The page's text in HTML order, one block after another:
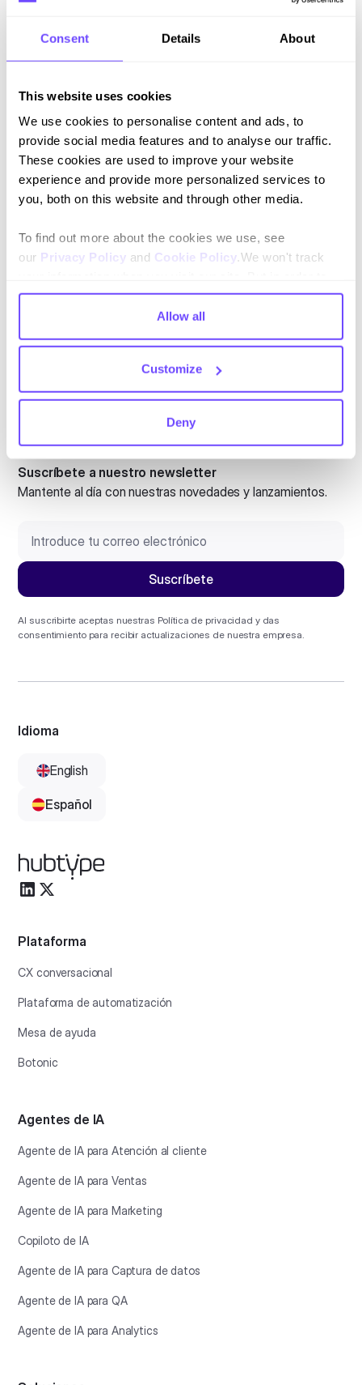
Consent Details About
This website uses cookies
We use cookies to personalise content and ads, to
provide social media features and to analyse our traffic.
These cookies are used to improve your website
experience and provide more personalized services to
you, both on this website and through other media.
To find out more about the cookies we use, see
our Privacy Policy and Cookie Policy.We won't track
comply with your preferences, we'll have to use just one
tiny cookie so that you're not asked to make this choice
again.
Allow all
Customize
Deny
conserva el contexto intacto dentro de cada párrafo o
sección. Cuanto más contexto incluyas, más precisas
información clave en lugar de depender de que la IA
haga referencia o enlace a otra parte del documento.
Yes 👍 No 👎
Suscríbete a nuestro newsletter
Mantente al día con nuestras novedades y lanzamientos.
Al suscribirte aceptas nuestras Política de privacidad y das
consentimiento para recibir actualizaciones de nuestra empresa.
Plataforma
CX conversacional
Plataforma de automatización
Mesa de ayuda
Botonic
Agentes de IA
Agente de IA para Atención al cliente
Agente de IA para Ventas
Agente de IA para Marketing
Copiloto de IA
Agente de IA para Captura de datos
Agente de IA para QA
Agente de IA para Analytics
Idioma
English
Español